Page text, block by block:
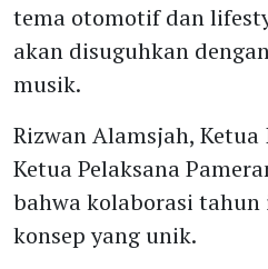
tema otomotif dan
akan disuguhkan
musik.
Rizwan Alamsjah,
Ketua Pelaksana
bahwa kolaborasi
konsep yang unik.